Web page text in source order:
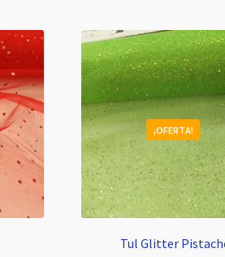
Tul Glitter
¡OFERTA!